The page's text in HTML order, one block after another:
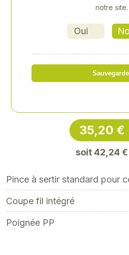
PINCE A
TIR
35,20 €
soit 42,24
Pince à sertir standard pour
Coupe fil intégré
Poignée PP
Oui
notre site.